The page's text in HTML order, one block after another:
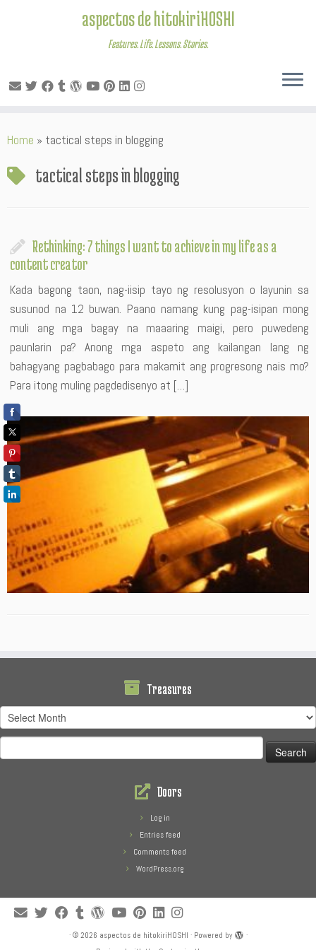
to
aspectos de hitokiriHOSHI
Features. Life. Lessons. Stories.
Home » tactical steps in blogging
tactical steps in blogging
Rethinking: 7 things I want to achieve in my life as a
content creator
Kada bagong taon, nag-iisip tayo ng resolusyon o layunin sa
susunod na 12 buwan. Paano namang kung pag-isipan mong
muli ang mga bagay na maaaring maigi, pero puwedeng
paunlarin pa? Anong mga aspeto ang kailangan lang ng
bahagyang pagbabago para makamit ang progresong nais mo?
Para itong muling pagdedisenyo at […]
Treasures
Treasures
for:
Doors
Log in
Entries feed
Comments feed
WordPress.org
· © 2026 aspectos de hitokiriHOSHI · Powered by
·